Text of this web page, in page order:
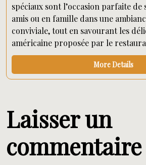
spéciaux sont l’occasion parfaite
amis ou en famille dans une
conviviale, tout en savourant les
américaine proposée par le
More Details
Laisser un
commentaire